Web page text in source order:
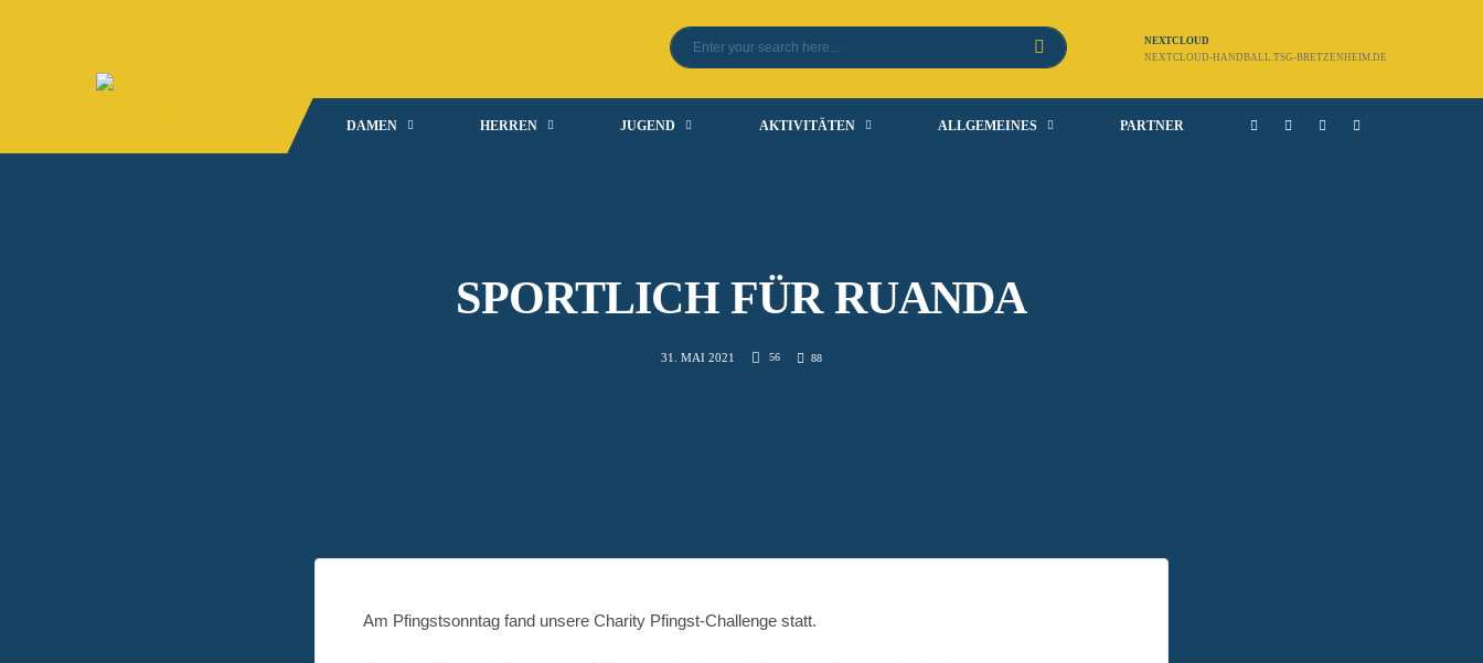
NEXTCLOUD
NEXTCLOUD-HANDBALL.TSG-BRETZENHEIM.DE
DAMEN HERREN JUGEND AKTIVITÄTEN ALLGEMEINES PARTNER
SPORTLICH FÜR RUANDA
31. MAI 2021 56 88
Am Pfingstsonntag fand unsere Charity Pfingst-Challenge statt.